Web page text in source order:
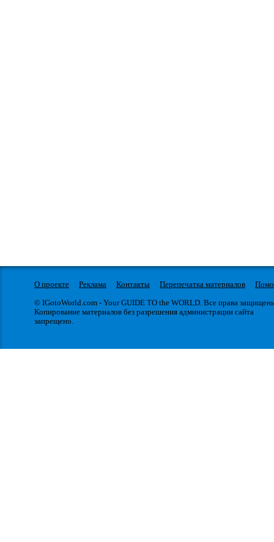
О проекте Реклама Контакты Перепечатка материалов
© IGotoWorld.com - Your GUIDE TO the WORLD. Все права
Копирование материалов без разрешения администрации сайта
запрещено.